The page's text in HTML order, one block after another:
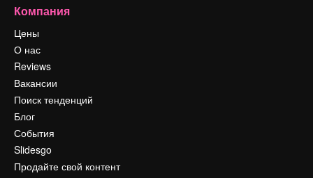
Компания
Цены
О нас
Reviews
Вакансии
Поиск тенденций
Блог
События
Slidesgo
Продайте свой контент